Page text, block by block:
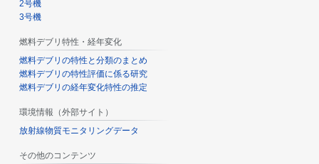
2号機
3号機
燃料デブリ特性・経年変化
燃料デブリの特性と分類のまとめ
燃料デブリの特性評価に係る研究
燃料デブリの経年変化特性の推定
環境情報（外部サイト）
放射線物質モニタリングデータ
その他のコンテンツ